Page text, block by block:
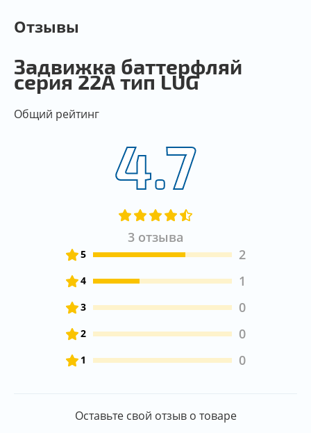
Отзывы
Задвижка баттерфляй
серия 22А тип LUG
Общий рейтинг
4.7
3 отзыва
5 2
4 1
3 0
2 0
1 0
Оставьте свой отзыв о товаре